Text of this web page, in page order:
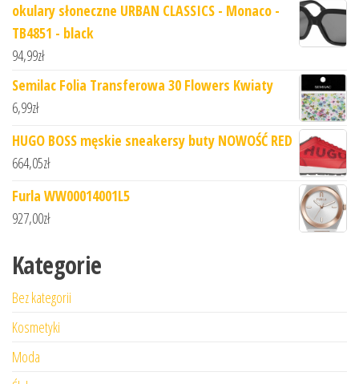
okulary słoneczne URBAN CLASSICS - Monaco -
TB4851 - black
94,99zł
Semilac Folia Transferowa 30 Flowers Kwiaty
6,99zł
HUGO BOSS męskie sneakersy buty NOWOŚĆ RED
664,05zł
Furla WW00014001L5
927,00zł
Kategorie
Bez kategorii
Kosmetyki
Moda